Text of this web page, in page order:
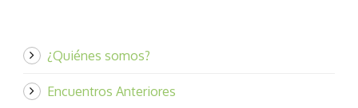
¿Quiénes somos?
Encuentros Anteriores